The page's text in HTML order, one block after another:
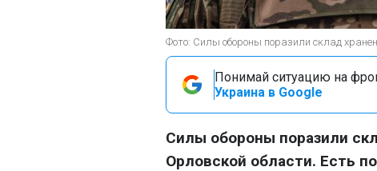
Фото: Силы обороны поразили склад
Понимай ситуацию на
Украина в Google
Силы обороны поразили
Орловской области. Есть